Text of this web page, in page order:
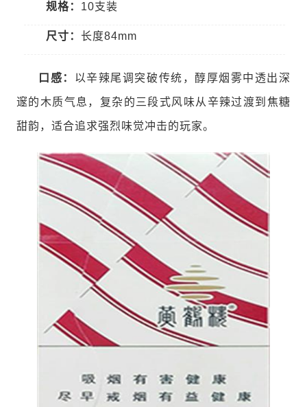
规格： 10支装
尺寸： 长度84mm
口感： 以辛辣尾调突破传统，醇厚烟雾中透出深
邃的木质气息，复杂的三段式风味从辛辣过渡到焦糖
甜韵，适合追求强烈味觉冲击的玩家。